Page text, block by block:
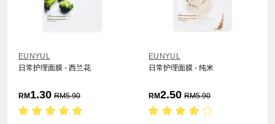
EUNYUL
日常护理面膜 - 西兰花
RM 1.30 RM5.90
EUNYUL
日常护理面膜 - 纯米
RM2.50 RM5.90